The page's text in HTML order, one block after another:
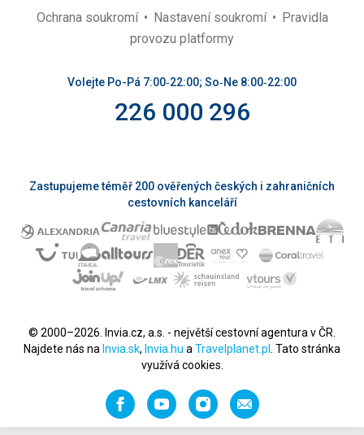
Ochrana soukromí Nastavení soukromí
Pravidla
provozu platformy
Volejte Po-Pá 7:00‑22:00; So‑Ne 8:00‑22:00
226 000 296
Zastupujeme téměř 200 ověřených českých i zahraničních
cestovních kanceláří
© 2000–2026. Invia.cz, a.s. - největší cestovní agentura v ČR.
Najdete nás na Invia.sk, Invia.hu a Travelplanet.pl
. Tato stránka
využívá cookies.
FacebookYouTubeInstagramNapište
nám